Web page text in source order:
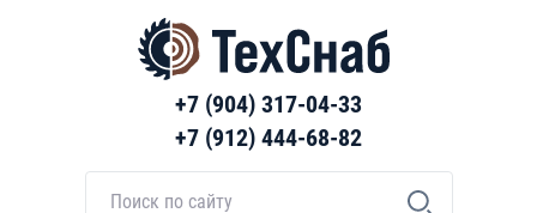
+7 (904) 317-04-33
+7 (912) 444-68-82